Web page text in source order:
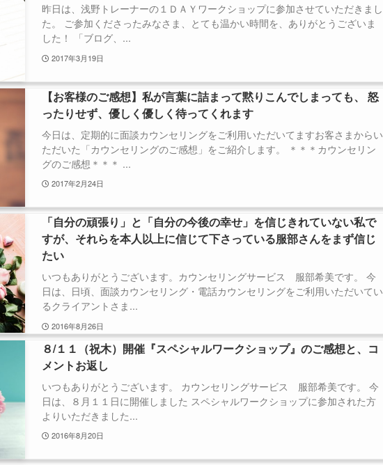
昨日は、浅野トレーナーの１ＤＡＹワークショップに参加させていただきまし
た。 ご参加くださったみなさま、とても温かい時間を、ありがとうございま
した！ 「ブログ、...
2017年3月19日
【お客様のご感想】私が言葉に詰まって黙りこんでしまっても、 怒
ったりせず、優しく優しく待ってくれます
今日は、定期的に面談カウンセリングをご利用いただいてますお客さまからい
ただいた「カウンセリングのご感想」をご紹介します。 ＊＊＊カウンセリン
グのご感想＊＊＊ ...
2017年2月24日
「自分の頑張り」と「自分の今後の幸せ」を信じきれていない私で
すが、それらを本人以上に信じて下さっている服部さんをまず信じ
たい
いつもありがとうございます。カウンセリングサービス 服部希美です。 今
日は、日頃、面談カウンセリング・電話カウンセリングをご利用いただいてい
るクライアントさま...
2016年8月26日
８/１１（祝木）開催『スペシャルワークショップ』のご感想と、コ
メントお返し
いつもありがとうございます。 カウンセリングサービス 服部希美です。 今
日は、８月１１日に開催しました スペシャルワークショップに参加された方
よりいただきました...
2016年8月20日